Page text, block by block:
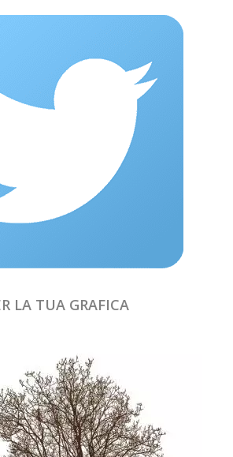
LA TUA GRAFICA